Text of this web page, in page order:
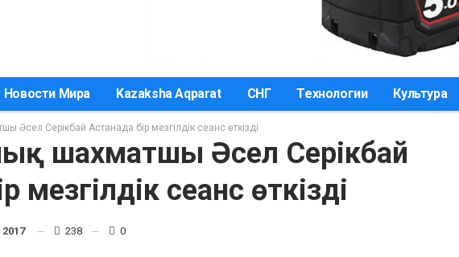
Новости Мира Kazaksha Aqparat СНГ Технологии Культура
Әсел Серікбай Астанада бір мезгілдік сеанс өткізді
шахматшы Әсел Серікбай
мезгілдік сеанс өткізді
238 0